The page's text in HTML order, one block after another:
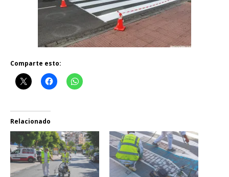
Comparte esto:
Relacionado